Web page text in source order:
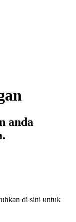
anda
di sini untuk